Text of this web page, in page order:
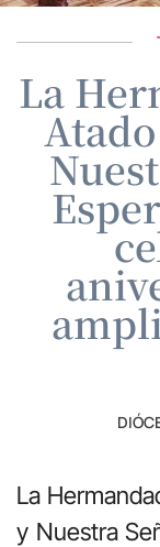
La
La
y Nuestra